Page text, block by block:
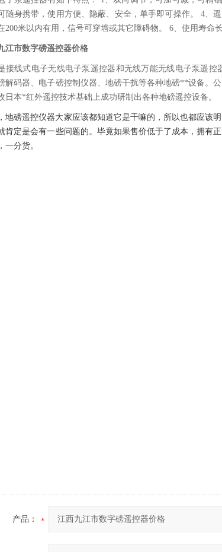
随身携带，使用方便、隐蔽、安全，单手即可操作。 4、
200米以内有用，信号可穿墙或其它障碍物。 6、使用寿命
江市数字磅遥控器价格
接线式电子无线电子泵遥控器和无线万能无线电子泵遥
解码器、电子磅控制仪器、地磅干扰等各种地磅**设备。
日本*红外遥控技术基础上成功研制出各种地磅遥控设备。
地磅遥控仪器大家应该都知道它是干嘛的，所以也都应该
肯定是会有一些问题的。毕竟如果售价低于了成本，拥有
一分货。
产品：